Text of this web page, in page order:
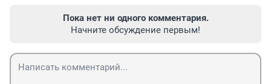
Пока нет ни одного комментария.
Начните обсуждение первым!